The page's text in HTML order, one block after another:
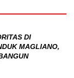
DI
MAGLIANO,